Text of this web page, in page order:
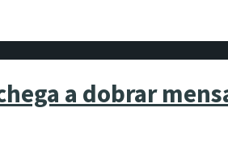
a dobrar